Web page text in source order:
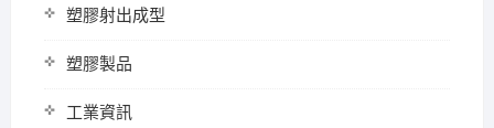
塑膠射出成型
塑膠製品
工業資訊